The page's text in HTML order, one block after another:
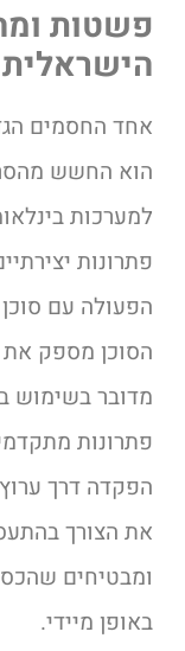
פשטות
אחד החסמים
הוא החשש
למערכות
פתרונות
הסוכן מספק
מדובר בשימוש
הפקדה דרך
את הצורך
ומבטיחים
באופן מיידי.